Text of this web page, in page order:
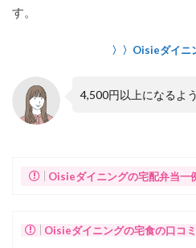
す。
〉〉Oisieダイニ
4,500円以上になるよ
Oisieダイニングの宅配弁当一
Oisieダイニングの宅食の口コ